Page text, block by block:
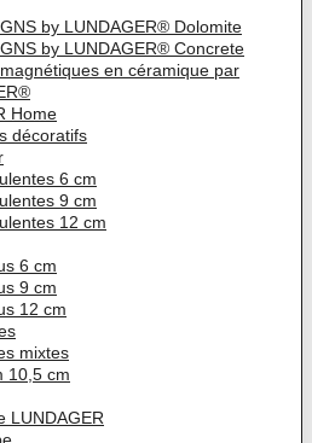
by LUNDAGER® Dolomite
by LUNDAGER® Concrete
en céramique par
Home
décoratifs
6 cm
9 cm
12 cm
6 cm
9 cm
12 cm
mixtes
10,5 cm
LUNDAGER